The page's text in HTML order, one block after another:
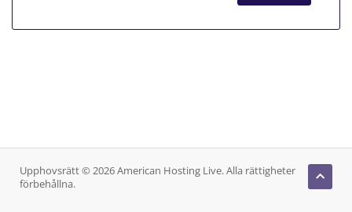
Upphovsrätt © 2026 American Hosting Live. Alla rättigheter
förbehållna.